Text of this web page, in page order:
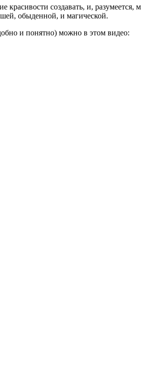
создавать, и, разумеется,
обыденной, и магической.
и понятно) можно в этом видео: